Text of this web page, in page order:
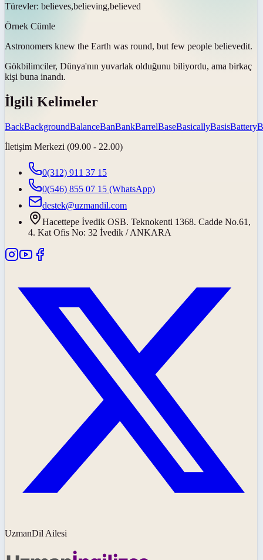
Türevler: believes,believing,believed
Örnek Cümle
Astronomers knew the Earth was round, but few people believedit.
Gökbilimciler, Dünya'nın yuvarlak olduğunu biliyordu, ama birkaç
kişi buna inandı.
İlgili Kelimeler
BackBackgroundBalanceBanBankBarrelBaseBasicallyBasisBattery
İletişim Merkezi (09.00 - 22.00)
0(312) 911 37 15
0(546) 855 07 15 (WhatsApp)
destek@uzmandil.com
Hacettepe İvedik OSB. Teknokenti 1368. Cadde No.61,
4. Kat Ofis No: 32 İvedik / ANKARA
UzmanDil Ailesi